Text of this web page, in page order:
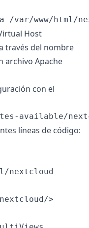
Host
través del nombre
archivo Apache
con el
líneas de código:
nextcloud
>